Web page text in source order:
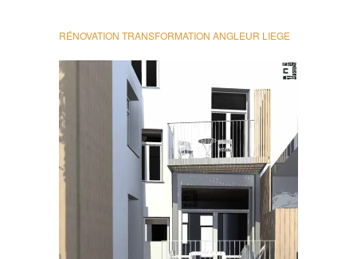
RÉNOVATION TRANSFORMATION ANGLEUR LIEGE